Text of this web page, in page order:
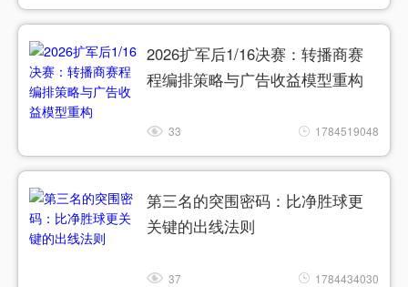
2026扩军后1/16决赛：转播商赛
程编排策略与广告收益模型重构
33 1784519048
第三名的突围密码：比净胜球更
关键的出线法则
37 1784434030